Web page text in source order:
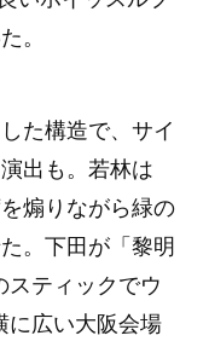
。
た構造で、サイ
出も。若林は
煽りながら緑の
。下田が「黎明
スティックでウ
に広い大阪会場